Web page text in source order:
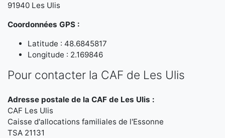
91940 Les Ulis
Coordonnées GPS :
Latitude : 48.6845817
Longitude : 2.169846
Pour contacter la CAF de Les Ulis
Adresse postale de la CAF de Les Ulis :
CAF Les Ulis
Caisse d'allocations familiales de l'Essonne
TSA 21131